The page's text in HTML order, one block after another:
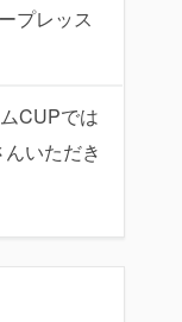
プレッス
CUPでは
いただき